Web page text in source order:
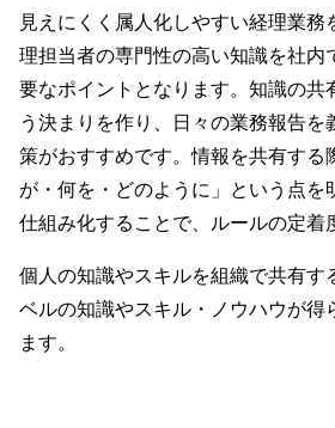
見えにくく属人化しやすい経理業務
理担当者の専門性の高い知識を社内
要なポイントとなります。知識の共
う決まりを作り、日々の業務報告を
策がおすすめです。情報を共有する
が・何を・どのように」という点を
仕組み化することで、ルールの定着
個人の知識やスキルを組織で共有す
ベルの知識やスキル・ノウハウが得
ます。